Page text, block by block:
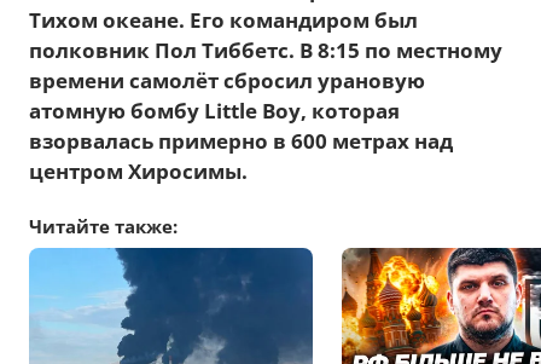
Тихом океане. Его командиром был
полковник Пол Тиббетс. В 8:15 по местному
времени самолёт сбросил урановую
атомную бомбу Little Boy, которая
взорвалась примерно в 600 метрах над
центром Хиросимы.
Читайте также: